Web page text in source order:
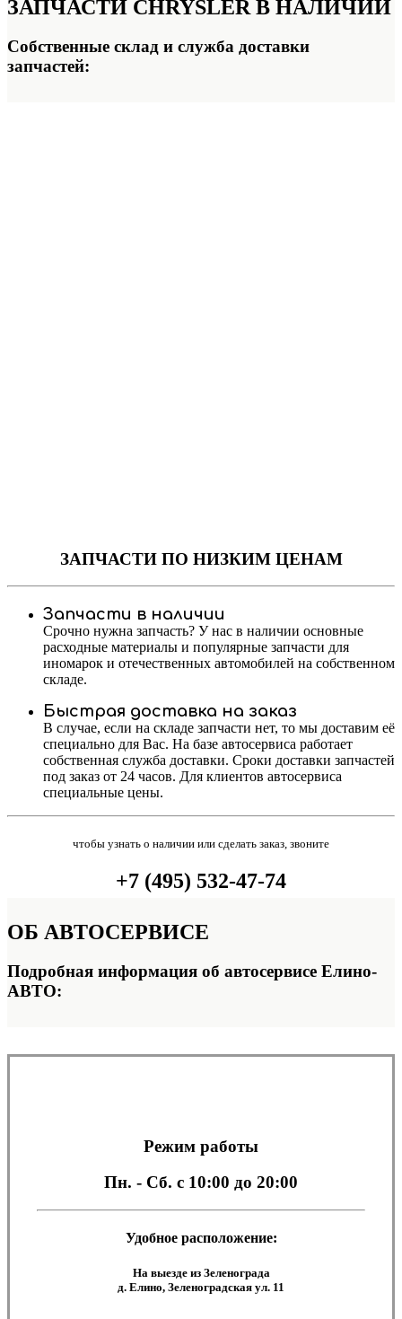
ЗАПЧАСТИ CHRYSLER В НАЛИЧИИ
Собственные склад и служба доставки
запчастей:
ЗАПЧАСТИПО НИЗКИМ ЦЕНАМ
Запчасти в наличии
Срочно нужна запчасть? У нас в наличии основные
расходные материалы и популярные запчасти для
иномарок и отечественных автомобилей на собственном
складе.
Быстрая доставка на заказ
В случае, если на складе запчасти нет, то мы доставим её
специально для Вас. На базе автосервиса работает
собственная служба доставки. Сроки доставки запчастей
под заказ от 24 часов. Для клиентов автосервиса
специальные цены.
чтобы узнать о наличии или сделать заказ, звоните
+7 (495) 532-47-74
ОБ АВТОСЕРВИСЕ
Подробная информация об автосервисе Елино-
АВТО:
Режим работы
Пн. - Сб. с 10:00 до 20:00
Удобное расположение:
На выезде из Зеленограда
д. Елино, Зеленоградская ул. 11